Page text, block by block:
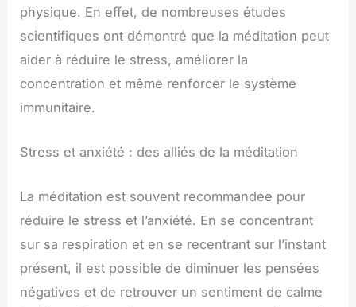
physique. En effet, de nombreuses études
scientifiques ont démontré que la méditation peut
aider à réduire le stress, améliorer la
concentration et même renforcer le système
immunitaire.
Stress et anxiété : des alliés de la méditation
La méditation est souvent recommandée pour
réduire le stress et l’anxiété. En se concentrant
sur sa respiration et en se recentrant sur l’instant
présent, il est possible de diminuer les pensées
négatives et de retrouver un sentiment de calme